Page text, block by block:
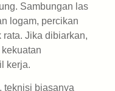
Sambungan las
logam, percikan
rata. Jika dibiarkan,
kerja.
teknisi biasanya